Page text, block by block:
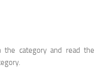
category and read the